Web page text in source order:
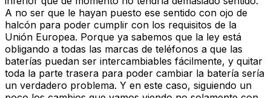
A no ser que le hayan puesto ese sentido con ojo de
halcón para poder cumplir con los requisitos de la
Unión Europea. Porque ya sabemos que la ley está
obligando a todas las marcas de teléfonos a que las
baterías puedan ser intercambiables fácilmente, y quitar
toda la parte trasera para poder cambiar la batería sería
un verdadero problema. Y en este caso, siguiendo un